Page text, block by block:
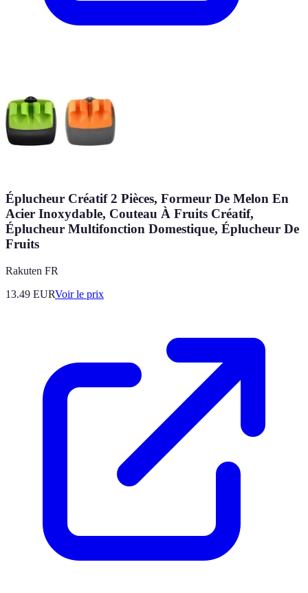
Éplucheur Créatif 2 Pièces, Formeur De Melon En
Acier Inoxydable, Couteau À Fruits Créatif,
Éplucheur Multifonction Domestique, Éplucheur De
Fruits
Rakuten FR
13.49 EURVoir le prix